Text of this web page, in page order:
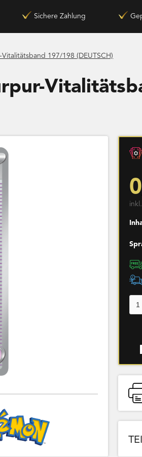
Sichere Zahlung
197/198 (DEUTSCH)